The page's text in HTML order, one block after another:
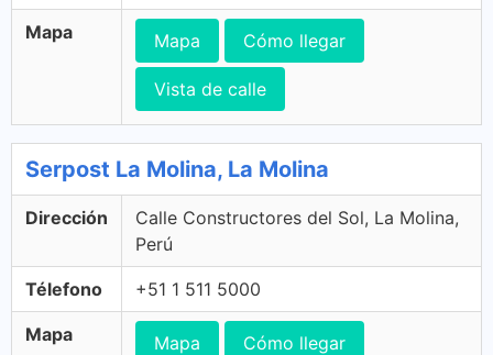
Mapa Mapa Cómo llegar
Vista de calle
Serpost La Molina, La Molina
Dirección
Calle Constructores del Sol, La Molina,
Perú
Télefono +51 1 511 5000
Mapa Mapa Cómo llegar